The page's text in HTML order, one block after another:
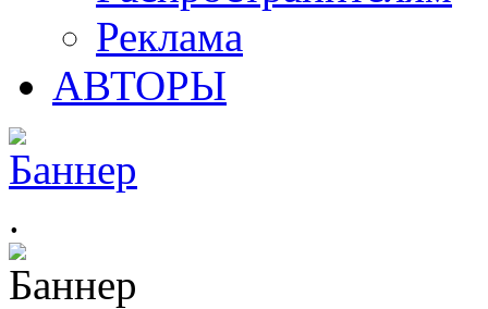
Реклама
АВТОРЫ
.